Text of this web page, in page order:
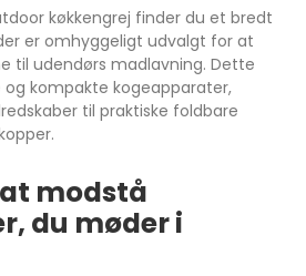
køkkengrej finder du et bredt
er omhyggeligt udvalgt for at
til udendørs madlavning. Dette
kompakte kogeapparater,
til praktiske foldbare
modstå
du møder i